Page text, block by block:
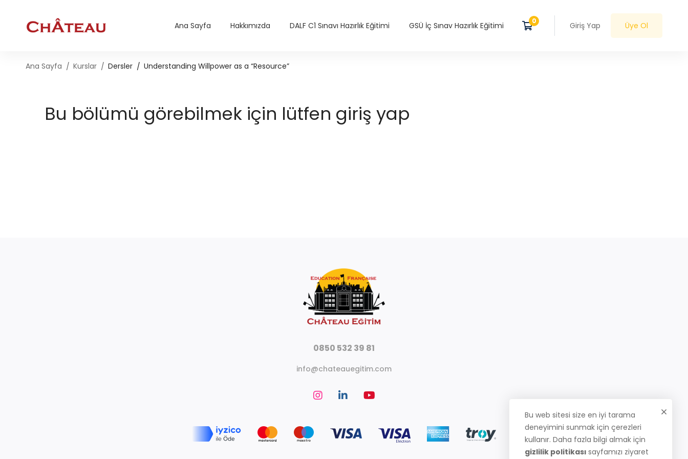
Ana Sayfa Hakkımızda DALF C1 Sınavı Hazırlık Eğitimi GSÜ İç Sınav Hazırlık Eğitimi Giriş Yap Üye Ol
Ana Sayfa Kurslar Dersler Understanding Willpower as a “Resource”
Bu bölümü görebilmek için lütfen giriş yap
0850 532 39 81
info@chateauegitim.com
Bu web sitesi size en iyi tarama
deneyimini sunmak için çerezleri
kullanır. Daha fazla bilgi almak için
gizlilik politikası sayfamızı ziyaret